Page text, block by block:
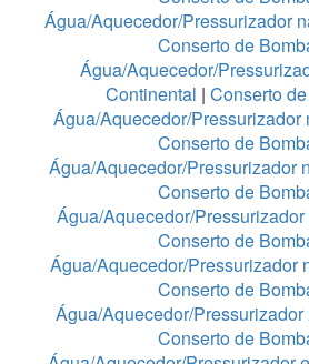
Água/Aquecedor/Pressurizador
Conserto de
Água/Aquecedor/
Continental | Conserto
Água/Aquecedor/Pressurizador
Conserto de
Água/Aquecedor/Pressurizador
Conserto de
Água/Aquecedor/
Conserto de
Água/Aquecedor/Pressurizador
Conserto de
Água/Aquecedor/
Conserto de